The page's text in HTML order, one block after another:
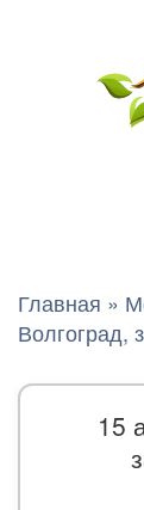
Главная »
Волгоград,
15